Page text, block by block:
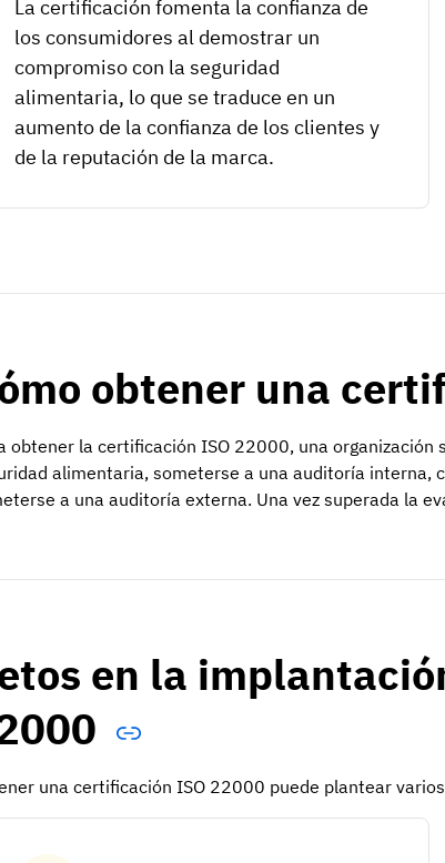
La certificación fomenta la confianza de
los consumidores al demostrar un
compromiso con la seguridad
alimentaria, lo que se traduce en un
aumento de la confianza de los clientes y
de la reputación de la marca.
obtener una
obtener la certificación ISO 22000, una
alimentaria, someterse a una auditoría interna,
a una auditoría externa. Una vez superada la
en la
una certificación ISO 22000 puede plantear